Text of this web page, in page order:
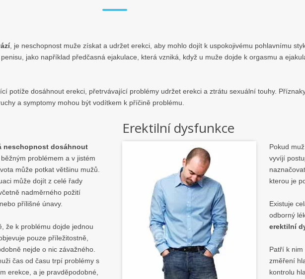
, je neschopnost muže získat a udržet erekci, aby mohlo dojít k uspokojivému pohlavnímu
jako například předčasná ejakulace, která vzniká, když u muže dojde k orgasmu a
potíže dosáhnout erekci, přetrvávající problémy udržet erekci a ztrátu sexuální touhy.
a symptomy mohou být vodítkem k příčině problému.
neschopnost dosáhnout
běžným problémem a v jistém
může potkat většinu mužů.
může dojít z celé řady
nadměrného požití
přílišné únavy.
že k problému dojde jednou
pouze příležitostně,
nejde o nic závažného.
čas od času trpí problémy s
erekce, a je pravděpodobné,
Erektilní dysfunkce
Pokud
vyvíjí
kterou je
Existuje
odborný
erektilní
Patří k
změření
kontrolu